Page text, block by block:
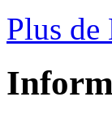
Plus de